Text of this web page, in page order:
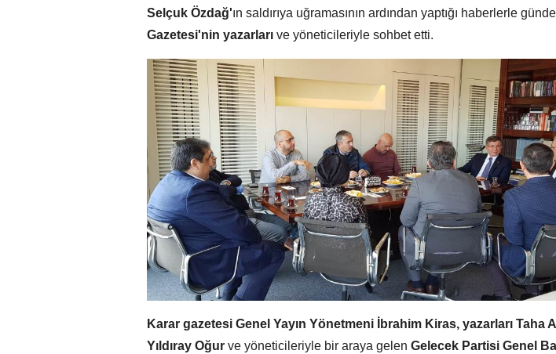
Selçuk Özdağ'ın saldırıya uğramasının ardından yaptığı haberlerle
Gazetesi'nin yazarları ve yöneticileriyle sohbet etti.
Karar gazetesi Genel Yayın Yönetmeni İbrahim Kiras, yazarları Taha
Yıldıray Oğur ve yöneticileriyle bir araya gelen Gelecek Partisi Genel